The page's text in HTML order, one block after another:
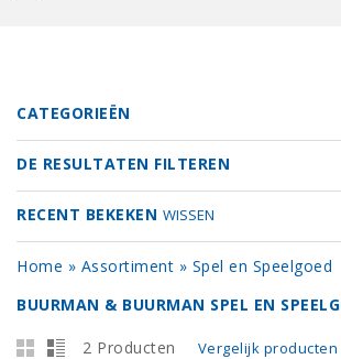
CATEGORIEËN
DE RESULTATEN FILTEREN
RECENT BEKEKEN WISSEN
Home » Assortiment » Spel en Speelgoed
BUURMAN & BUURMAN SPEL EN
2 Producten Vergelijk producten